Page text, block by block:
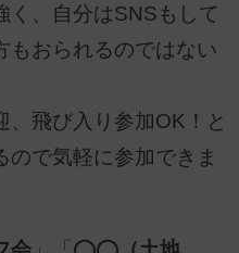
く、自分はSNSもして
おられるのではない
、飛び入り参加OK！と
ので気軽に参加できま